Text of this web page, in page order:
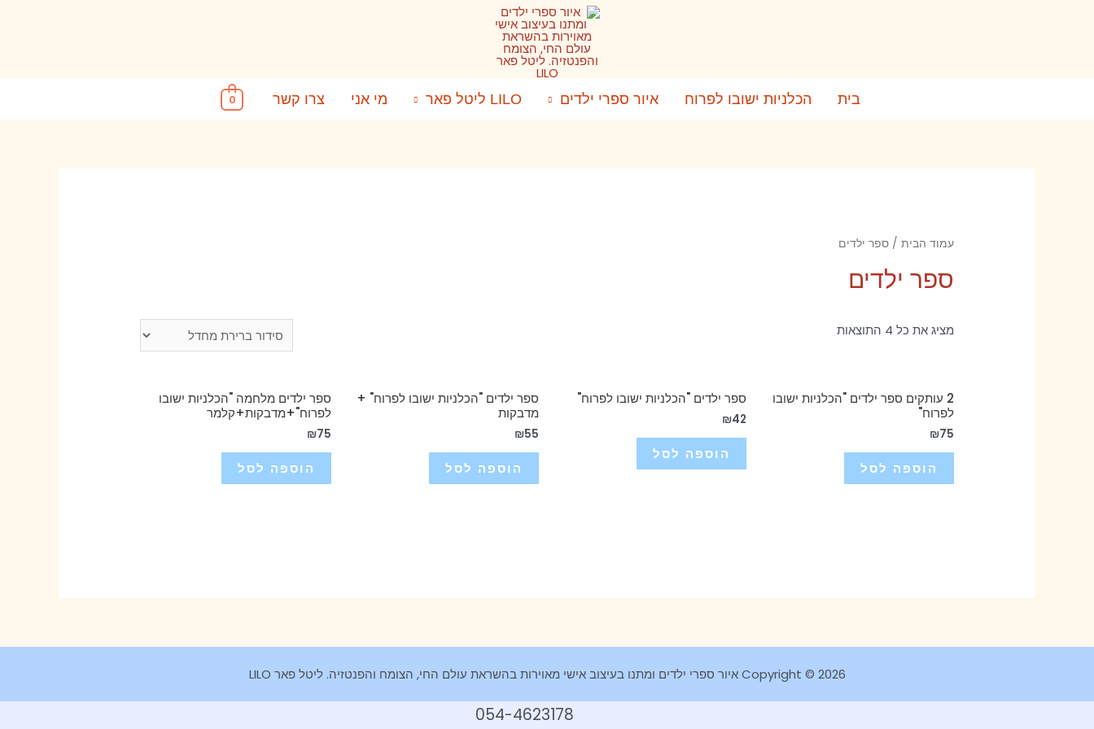
בית הכלניות ישובו לפרוח איור ספרי ילדים LILO ליטל פאר מי אני צרו קשר 0
עמוד הבית / ספר ילדים
ספר ילדים
מציג את כל 4 התוצאות
2 עותקים ספר ילדים "הכלניות ישובו
לפרוח"
₪75
הוספה לסל
ספר ילדים "הכלניות ישובו לפרוח"
₪42
הוספה לסל
ספר ילדים "הכלניות ישובו לפרוח" +
מדבקות
₪55
הוספה לסל
ספר ילדים מלחמה "הכלניות ישובו
לפרוח"+מדבקות+קלמר
₪75
הוספה לסל
Copyright © 2026 איור ספרי ילדים ומתנו בעיצוב אישי מאוירות בהשראת עולם החי, הצומח והפנטזיה. ליטל פאר LILO